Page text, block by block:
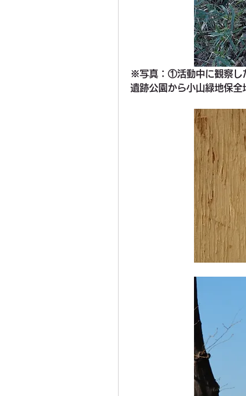
※写真：①活動中に観察し
遺跡公園から小山緑地保全